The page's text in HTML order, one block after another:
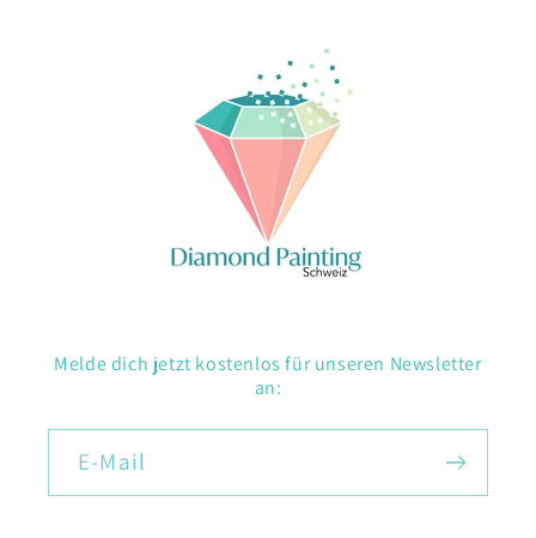
Melde dich jetzt kostenlos für unseren Newsletter
an:
E-Mail